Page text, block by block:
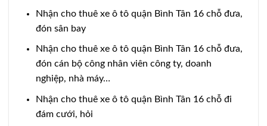
Nhận cho thuê xe ô tô quận Bình Tân 16 chỗ đưa,
đón sân bay
Nhận cho thuê xe ô tô quận Bình Tân 16 chỗ đưa,
đón cán bộ công nhân viên công ty, doanh
nghiệp, nhà máy…
Nhận cho thuê xe ô tô quận Bình Tân 16 chỗ đi
đám cưới, hỏi